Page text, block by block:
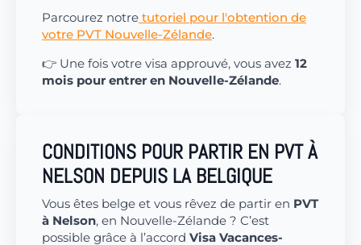
Parcourez notre tutoriel pour l'obtention de
votre PVT Nouvelle-Zélande.
👉 Une fois votre visa approuvé, vous avez 12
mois pour entrer en Nouvelle-Zélande.
CONDITIONS POUR PARTIR EN PVT À
NELSON DEPUIS LA BELGIQUE
Vous êtes belge et vous rêvez de partir en PVT
à Nelson, en Nouvelle-Zélande ? C’est
possible grâce à l’accord Visa Vacances-